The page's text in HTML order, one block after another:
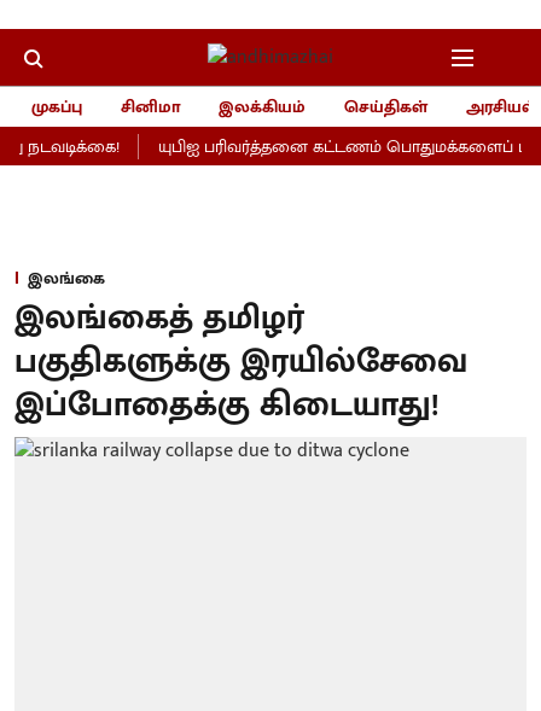
முகப்பு சினிமா இலக்கியம் செய்திகள்
அரசியல்
யுபிஐ பரிவர்த்தனை கட்டணம் பொதுமக்களைப்
இலங்கை
இலங்கைத் தமிழர்
பகுதிகளுக்கு இரயில்சேவை
இப்போதைக்கு கிடையாது!